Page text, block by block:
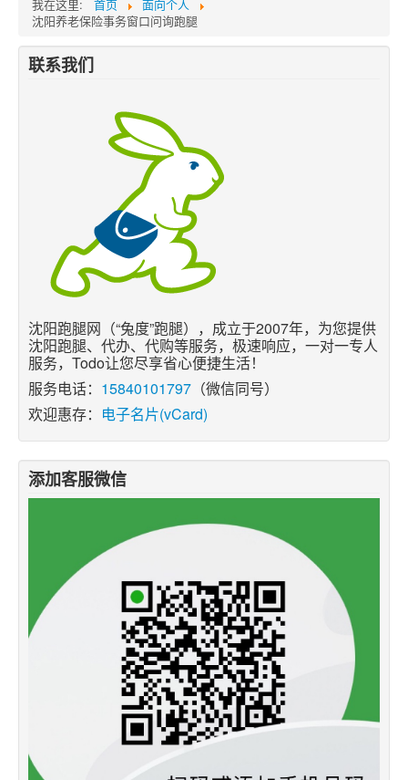
我在这里: 首页
面向个人
沈阳养老保险事务窗口问询跑腿
联系我们
沈阳跑腿网（“兔度”跑腿），成立于2007年，为您提供
沈阳跑腿、代办、代购等服务，极速响应，一对一专人
服务，Todo让您尽享省心便捷生活！
服务电话： 15840101797 （微信同号）
欢迎惠存： 电子名片(vCard)
添加客服微信